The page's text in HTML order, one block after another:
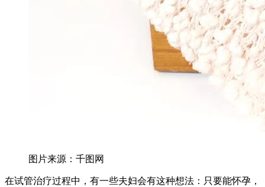
图片来源：千图网
在试管治疗过程中，有一些夫妇会有这种想法：只要能怀孕，